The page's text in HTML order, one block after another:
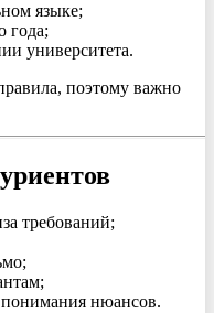
языке;
года;
университета.
поэтому важно
требований;
понимания нюансов.